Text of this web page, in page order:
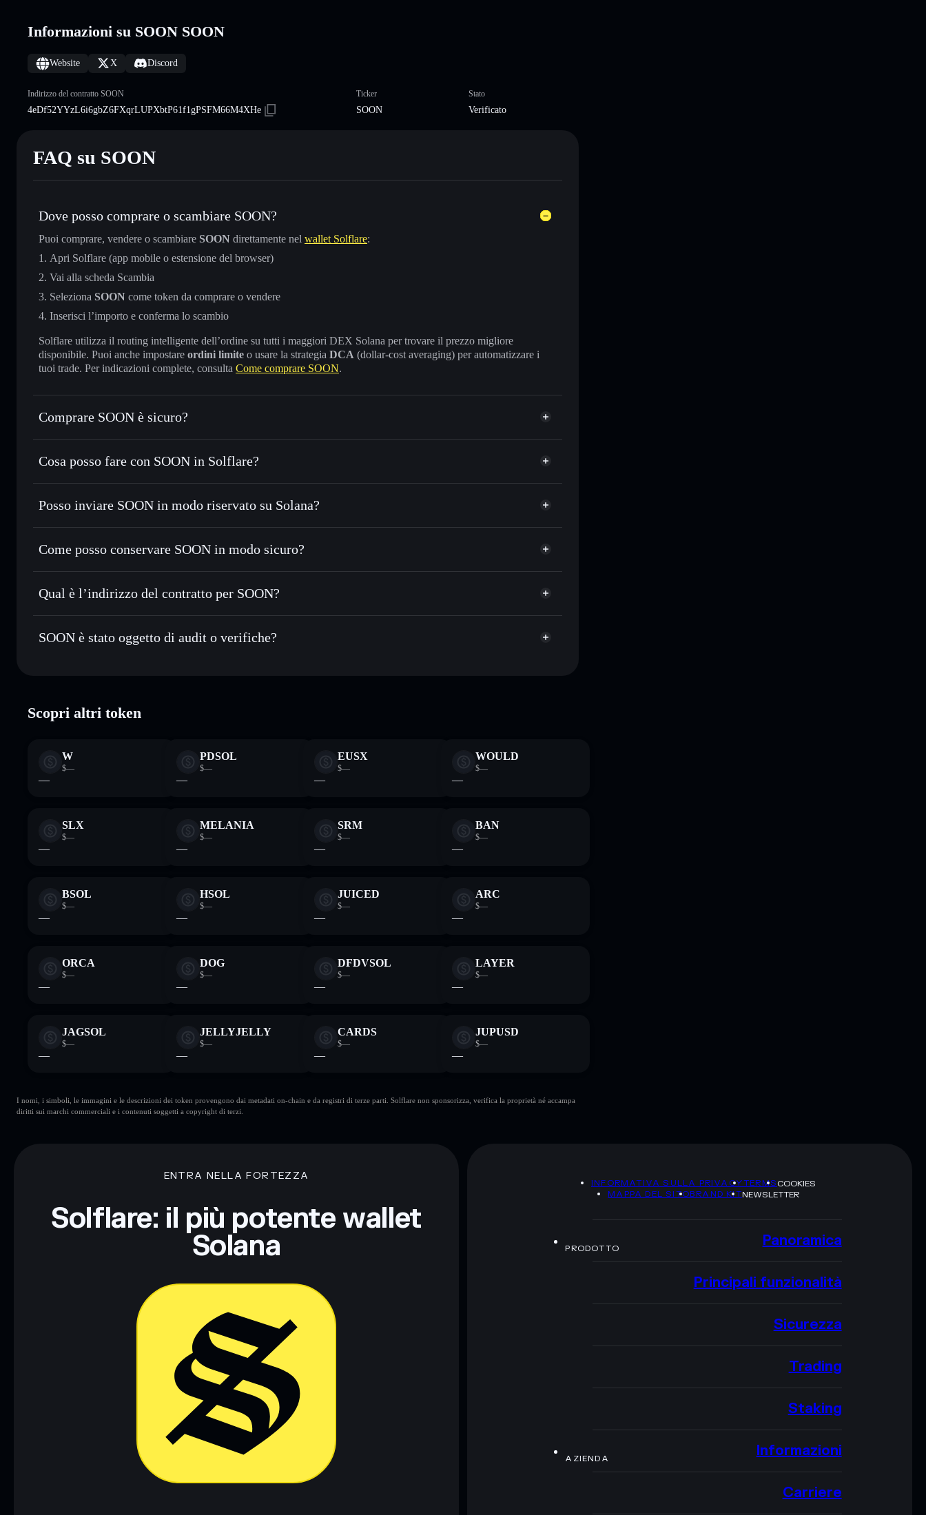
Informazioni su SOON SOON
Website X Discord
Indirizzo del contratto SOON
4eDf52YYzL6i6gbZ6FXqrLUPXbtP61f1gPSFM66M4XHe
Ticker
SOON
Stato
Verificato
FAQ su SOON
Dove posso comprare o scambiare SOON?
Puoi comprare, vendere o scambiare SOON direttamente nel wallet Solflare:
Apri Solflare (app mobile o estensione del browser)
Vai alla scheda Scambia
Seleziona SOON come token da comprare o vendere
Inserisci l’importo e conferma lo scambio
Solflare utilizza il routing intelligente dell’ordine su tutti i maggiori DEX Solana per trovare il prezzo migliore
disponibile. Puoi anche impostare ordini limite o usare la strategia DCA (dollar-cost averaging) per automatizzare i
tuoi trade. Per indicazioni complete, consulta Come comprare SOON.
Comprare SOON è sicuro?
SOON token verificato
Cosa posso fare con SOON in Solflare?
SOON
wallet Solflare
Scambiare istantaneamente— scambia SOON in SOL, USDC o in migliaia di altri token Solana al prezzo
Usare il DCA— applica la strategia dollar-cost average su SOON nel tempo
Inviare in modo riservato— trasferisci SOON senza collegare pubblicamente i wallet usando l’Aggregatore di
privacy incorporato di Solflare
esclusivo controllo delle tue chiavi private
Posso inviare SOON in modo riservato su Solana?
wallet Solflare Aggregatore di privacy SOON
Come posso conservare SOON in modo sicuro?
SOON wallet non-custodial Solflare
Qual è l’indirizzo del contratto per SOON?
SOON 4eDf52YYzL6i6gbZ6FXqrLUPXbtP61f1gPSFM66M4XHe
SOON wallet Solflare
SOON è stato oggetto di audit o verifiche?
Scopri altri token
W
$—
—
PDSOL
$—
—
EUSX
$—
—
WOULD
$—
—
SLX
$—
—
MELANIA
$—
—
SRM
$—
—
BAN
$—
—
BSOL
$—
—
HSOL
$—
—
JUICED
$—
—
ARC
$—
—
ORCA
$—
—
DOG
$—
—
DFDVSOL
$—
—
LAYER
$—
—
JAGSOL
$—
—
JELLYJELLY
$—
—
CARDS
$—
—
JUPUSD
$—
—
I nomi, i simboli, le immagini e le descrizioni dei token provengono dai metadati on-chain e da registri di terze parti. Solflare non sponsorizza, verifica la proprietà né accampa
diritti sui marchi commerciali e i contenuti soggetti a copyright di terzi.
ENTRA NELLA FORTEZZA
Solflare: il più potente wallet
Solana
INFORMATIVA SULLA PRIVACYTERMSCOOKIES
MAPPA DEL SITOBRAND KITNEWSLETTER
PRODOTTO Panoramica
Principali funzionalità
Sicurezza
Trading
Staking
AZIENDA Informazioni
Carriere